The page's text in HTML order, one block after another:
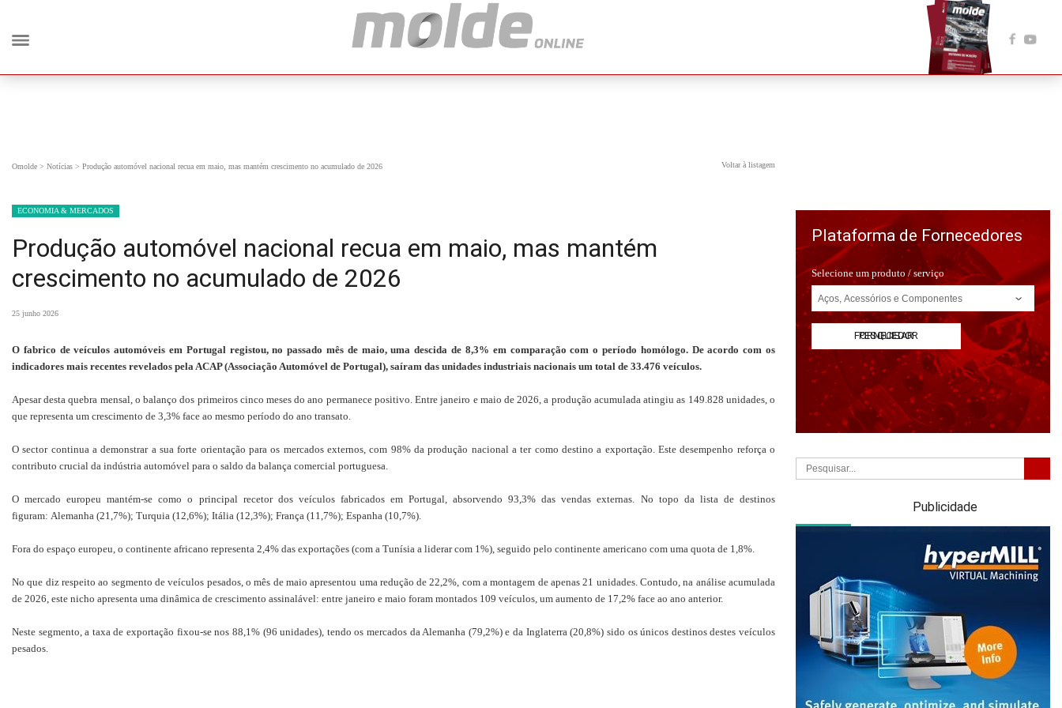
Plataforma de Fornecedores
Selecione um produto / serviço
PESQUISAR FORNECEDOR
Publicidade
Omolde > Notícias > Produção automóvel nacional recua em maio, mas mantém crescimento no acumulado de 2026 Voltar à listagem
ECONOMIA & MERCADOS
Produção automóvel nacional recua em maio, mas mantém
crescimento no acumulado de 2026
25 junho 2026
O fabrico de veículos automóveis em Portugal registou, no passado mês de maio, uma descida de 8,3% em comparação com o período homólogo. De acordo com os
indicadores mais recentes revelados pela ACAP (Associação Automóvel de Portugal), saíram das unidades industriais nacionais um total de 33.476 veículos.
Apesar desta quebra mensal, o balanço dos primeiros cinco meses do ano permanece positivo. Entre janeiro e maio de 2026, a produção acumulada atingiu as 149.828 unidades, o
que representa um crescimento de 3,3% face ao mesmo período do ano transato.
O sector continua a demonstrar a sua forte orientação para os mercados externos, com 98% da produção nacional a ter como destino a exportação. Este desempenho reforça o
contributo crucial da indústria automóvel para o saldo da balança comercial portuguesa.
O mercado europeu mantém-se como o principal recetor dos veículos fabricados em Portugal, absorvendo 93,3% das vendas externas. No topo da lista de destinos
figuram: Alemanha (21,7%); Turquia (12,6%); Itália (12,3%); França (11,7%); Espanha (10,7%).
Fora do espaço europeu, o continente africano representa 2,4% das exportações (com a Tunísia a liderar com 1%), seguido pelo continente americano com uma quota de 1,8%.
No que diz respeito ao segmento de veículos pesados, o mês de maio apresentou uma redução de 22,2%, com a montagem de apenas 21 unidades. Contudo, na análise acumulada
de 2026, este nicho apresenta uma dinâmica de crescimento assinalável: entre janeiro e maio foram montados 109 veículos, um aumento de 17,2% face ao ano anterior.
Neste segmento, a taxa de exportação fixou-se nos 88,1% (96 unidades), tendo os mercados da Alemanha (79,2%) e da Inglaterra (20,8%) sido os únicos destinos destes veículos
pesados.